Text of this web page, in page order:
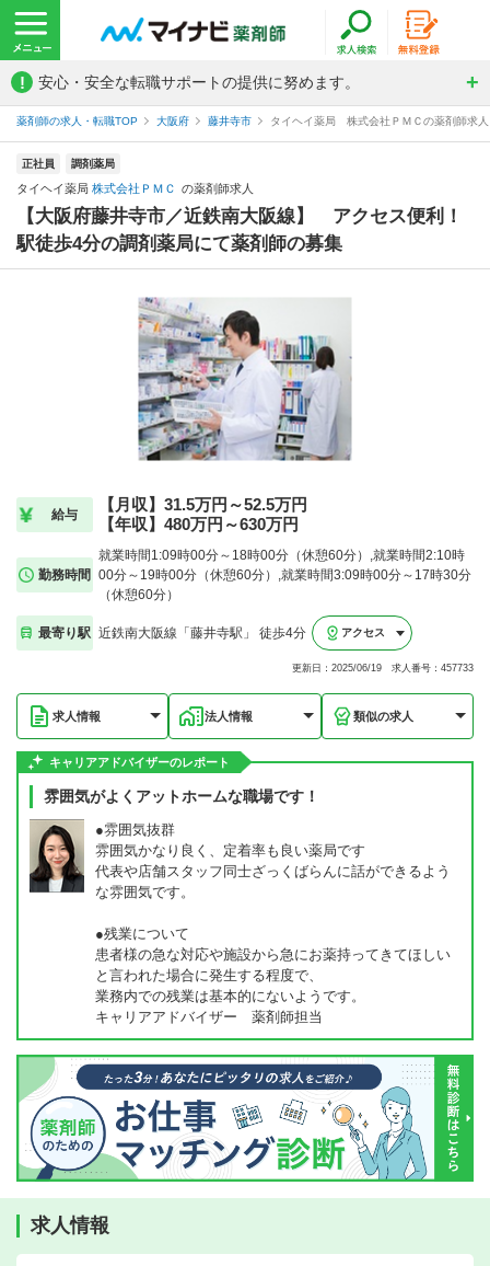
! 安心・安全な転職サポートの提供に努めます。
薬剤師の求人・転職TOP 大阪府 藤井寺市 タイヘイ薬局 株式会社ＰＭＣの薬剤師求人
正社員 調剤薬局
タイヘイ薬局 株式会社ＰＭＣ の薬剤師求人
【大阪府藤井寺市／近鉄南大阪線】 アクセス便利！
駅徒歩4分の調剤薬局にて薬剤師の募集
給与
【月収】31.5万円～52.5万円
【年収】480万円～630万円
勤務時間
就業時間1:09時00分～18時00分（休憩60分）,就業時間2:10時
00分～19時00分（休憩60分）,就業時間3:09時00分～17時30分
（休憩60分）
最寄り駅 近鉄南大阪線「藤井寺駅」 徒歩4分 アクセス
更新日：2025/06/19 求人番号：457733
求人情報 法人情報 類似の求人
キャリアアドバイザーのレポート
雰囲気がよくアットホームな職場です！
●雰囲気抜群
雰囲気かなり良く、定着率も良い薬局です
代表や店舗スタッフ同士ざっくばらんに話ができるよう
な雰囲気です。
●残業について
患者様の急な対応や施設から急にお薬持ってきてほしい
と言われた場合に発生する程度で、
業務内での残業は基本的にないようです。
キャリアアドバイザー 薬剤師担当
求人情報